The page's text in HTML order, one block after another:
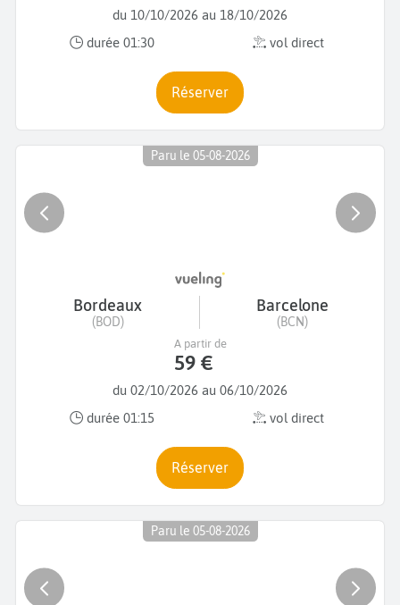
du 10/10/2026 au 18/10/2026
durée 01:30
vol direct
Réserver
Paru le 05-08-2026
Bordeaux
(BOD)
Barcelone
(BCN)
du 02/10/2026 au 06/10/2026
durée 01:15
vol direct
A partir de
59 €
Réserver
Paru le 05-08-2026